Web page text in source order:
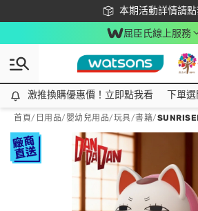
本期活動詳情請
下載app最高回饋
屈臣氏線上服務
激推換購優惠價！立即點我看
激推換購優惠價！立即點我看 下單
首頁/ 日用品/嬰幼兒用品/玩具/書籍/